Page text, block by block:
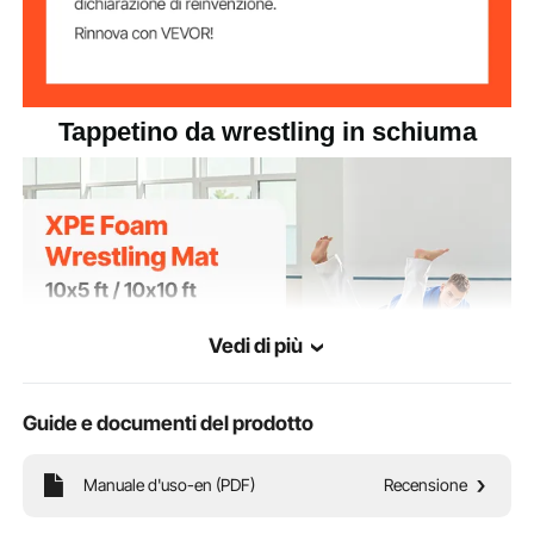
Tappetino da wrestling in schiuma
Vedi di più
Guide e documenti del prodotto
Manuale d'uso-en (PDF) Recensione